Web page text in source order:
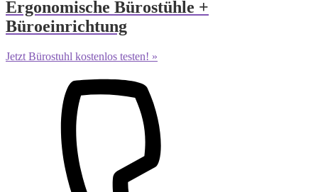
Ergonomische Bürostühle +
Büroeinrichtung
Jetzt Bürostuhl kostenlos testen! »